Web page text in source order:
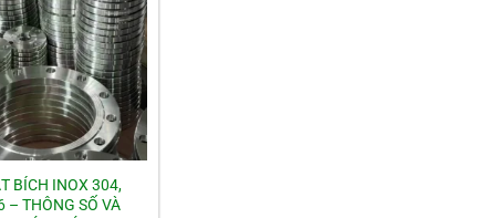
BÍCH INOX 304,
– THÔNG SỐ VÀ